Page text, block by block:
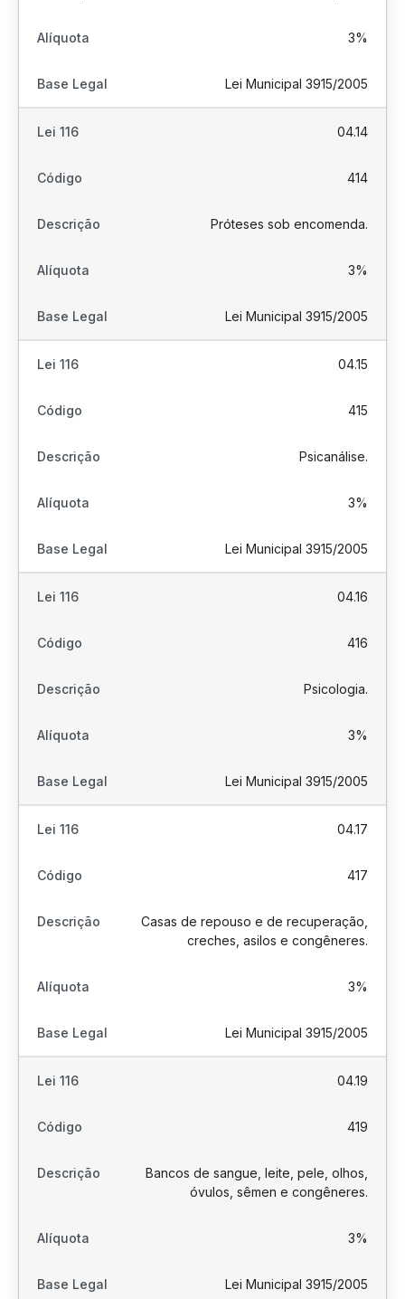
3%
Lei Municipal 3915/2005
04.14
414
Próteses sob encomenda.
3%
Lei Municipal 3915/2005
04.15
415
Psicanálise.
3%
Lei Municipal 3915/2005
04.16
416
Psicologia.
3%
Lei Municipal 3915/2005
04.17
417
Casas de repouso e de recuperação,
creches, asilos e congêneres.
3%
Lei Municipal 3915/2005
04.19
419
Bancos de sangue, leite, pele, olhos,
óvulos, sêmen e congêneres.
3%
Lei Municipal 3915/2005